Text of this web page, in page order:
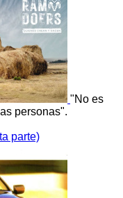
"No es
personas".
parte)